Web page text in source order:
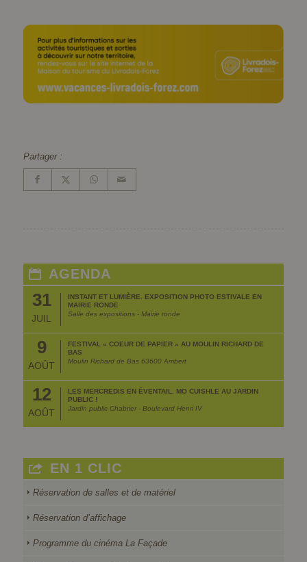
Partager :
AGENDA
31
JUIL
INSTANT ET LUMIÈRE. EXPOSITION PHOTO ESTIVALE EN
MAIRIE RONDE
Salle des expositions - Mairie ronde
9
AOÛT
FESTIVAL « COEUR DE PAPIER » AU MOULIN RICHARD DE
BAS
Moulin Richard de Bas 63600 Ambert
12
AOÛT
LES MERCREDIS EN ÉVENTAIL. MO CUISHLE AU JARDIN
PUBLIC !
Jardin public Chabrier - Boulevard Henri IV
EN 1 CLIC
Réservation de salles et de matériel
Réservation d’affichage
Programme du cinéma La Façade